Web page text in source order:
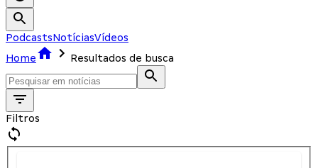
PodcastsNotíciasVídeos
Home
Resultados de busca
Filtros